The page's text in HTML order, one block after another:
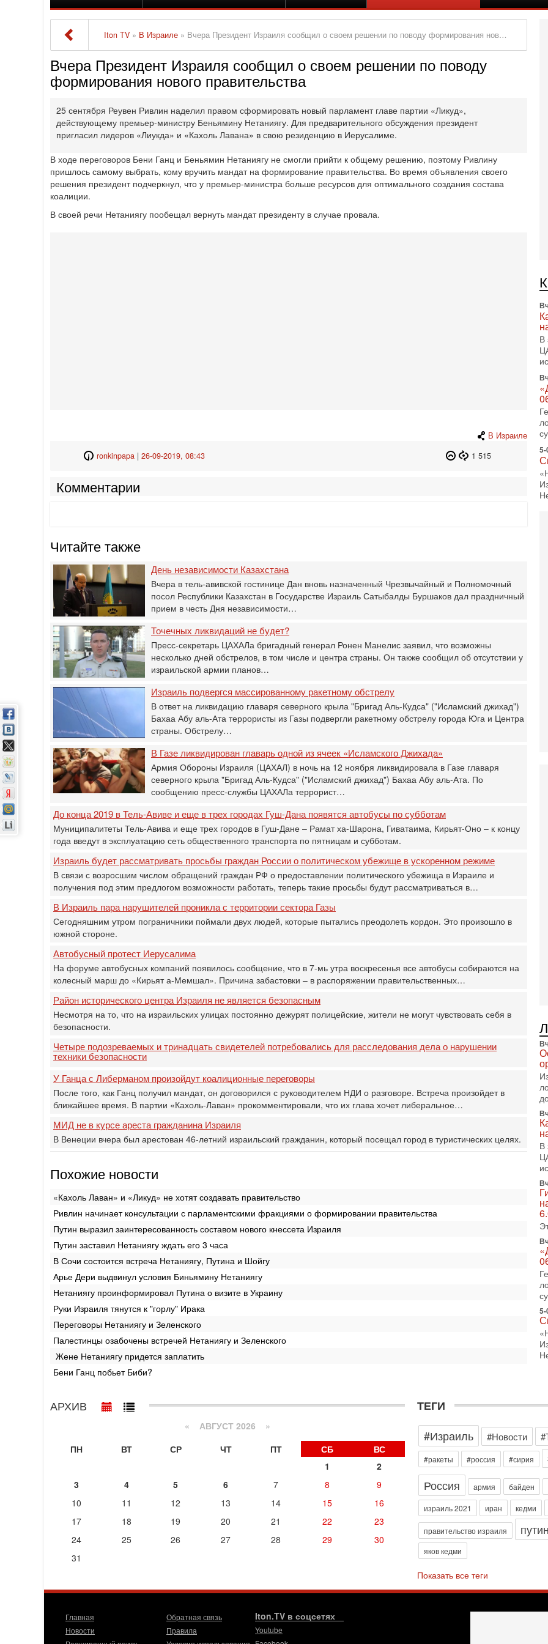
Iton TV » В Израиле » Вчера Президент Израиля сообщил о своем решении по поводу формирования нового правительства
Вчера Президент Израиля сообщил о своем решении по поводу
формирования нового правительства
25 сентября Реувен Ривлин наделил правом сформировать новый парламент главе партии «Ликуд»,
действующему премьер-министру Беньямину Нетаниягу. Для предварительного обсуждения президент
пригласил лидеров «Лиукда» и «Кахоль Лавана» в свою резиденцию в Иерусалиме.
В ходе переговоров Бени Ганц и Беньямин Нетаниягу не смогли прийти к общему решению, поэтому Ривлину
пришлось самому выбрать, кому вручить мандат на формирование правительства. Во время объявления своего
решения президент подчеркнул, что у премьер-министра больше ресурсов для оптимального создания состава
коалиции.
В своей речи Нетаниягу пообещал вернуть мандат президенту в случае провала.
В Израиле
1 515
ronkinpapa| 26-09-2019, 08:43
Комментарии
Читайте также
День независимости Казахстана
Вчера в тель-авивской гостинице Дан вновь назначенный Чрезвычайный и Полномочный
посол Республики Казахстан в Государстве Израиль Сатыбалды Буршаков дал праздничный
прием в честь Дня независимости…
Точечных ликвидаций не будет?
Пресс-секретарь ЦАХАЛа бригадный генерал Ронен Манелис заявил, что возможны
несколько дней обстрелов, в том числе и центра страны. Он также сообщил об отсутствии у
израильской армии планов…
Израиль подвергся массированному ракетному обстрелу
В ответ на ликвидацию главаря северного крыла "Бригад Аль-Кудса" ("Исламский джихад")
Бахаа Абу аль-Ата террористы из Газы подвергли ракетному обстрелу города Юга и Центра
страны. Обстрелу…
В Газе ликвидирован главарь одной из ячеек «Исламского Джихада»
Армия Обороны Израиля (ЦАХАЛ) в ночь на 12 ноября ликвидировала в Газе главаря
северного крыла "Бригад Аль-Кудса" ("Исламский джихад") Бахаа Абу аль-Ата. По
сообщению пресс-службы ЦАХАЛа террорист…
До конца 2019 в Тель-Авиве и еще в трех городах Гуш-Дана появятся автобусы по субботам
Муниципалитеты Тель-Авива и еще трех городов в Гуш-Дане – Рамат ха-Шарона, Гиватаима, Кирьят-Оно – к концу
года введут в эксплуатацию сеть общественного транспорта по пятницам и субботам.
Израиль будет рассматривать просьбы граждан России о политическом убежище в ускоренном ‎режиме
В связи с возросшим числом обращений граждан РФ о предоставлении политического убежища в Израиле и
получения под этим предлогом возможности работать, теперь такие просьбы будут рассматриваться в…
В Израиль пара нарушителей проникла с территории сектора Газы
Сегодняшним утром пограничники поймали двух людей, которые пытались преодолеть кордон. Это произошло в
южной стороне.
Автобусный протест Иерусалима
На форуме автобусных компаний появилось сообщение, что в 7-мь утра воскресенья все автобусы собираются на
колесный марш до «Кирьят а-Мемшал». Причина забастовки – в распоряжении правительственных…
Район исторического центра Израиля не является безопасным
Несмотря на то, что на израильских улицах постоянно дежурят полицейские, жители не могут чувствовать себя в
безопасности.
Четыре подозреваемых и тринадцать свидетелей потребовались для расследования дела о нарушении
техники безопасности
У Ганца с Либерманом произойдут коалиционные переговоры
После того, как Ганц получил мандат, он договорился с руководителем НДИ о разговоре. Встреча произойдет в
ближайшее время. В партии «Кахоль-Лаван» прокомментировали, что их глава хочет либеральное…
МИД не в курсе ареста гражданина Израиля
В Венеции вчера был арестован 46-летний израильский гражданин, который посещал город в туристических целях.
Похожие новости
«Кахоль Лаван» и «Ликуд» не хотят создавать правительство
Ривлин начинает консультации с парламентскими фракциями о формировании правительства
Путин выразил заинтересованность составом нового кнессета Израиля
Путин заставил Нетаниягу ждать его 3 часа
В Сочи состоится встреча Нетаниягу, Путина и Шойгу
Арье Дери выдвинул условия Биньямину Нетаниягу
Нетаниягу проинформировал Путина о визите в Украину
Руки Израиля тянутся к "горлу" Ирака
Переговоры Нетаниягу и Зеленского
Палестинцы озабочены встречей Нетаниягу и Зеленского
‎ Жене Нетаниягу придется заплатить
Бени Ганц побьет Биби?
В
5-
1-
В
В
5-
АРХИВ
« АВГУСТ 2026 »
ПН
ВТ СР ЧТ ПТ СБ
ВС
1
2
3
4 5 6 7 8
9
10
11 12 13 14 15
16
17
18 19 20 21 22
23
24
25 26 27 28 29
30
31
ТЕГИ
#Израиль
#Новости
#ракеты #россия #сирия
Россия армия байден
израиль 2021 иран кедми
правительство израиля путин
яков кедми
Показать все теги
Главная
Новости
Обратная связь
Правила
Iton.TV в соцсетях
Youtube